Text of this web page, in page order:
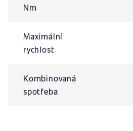
Nm
Maximální
rychlost
Kombinovaná
spotřeba